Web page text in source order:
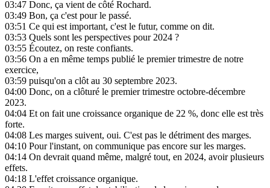
03:47 Donc, ça vient de côté Rochard.
03:49 Bon, ça c'est pour le passé.
03:51 Ce qui est important, c'est le futur, comme on dit.
03:53 Quels sont les perspectives pour 2024 ?
03:55 Écoutez, on reste confiants.
03:56 On a en même temps publié le premier trimestre de notre
exercice,
03:59 puisqu'on a clôt au 30 septembre 2023.
04:00 Donc, on a clôturé le premier trimestre octobre-décembre
2023.
04:04 Et on fait une croissance organique de 22 %, donc elle est très
forte.
04:08 Les marges suivent, oui. C'est pas le détriment des marges.
04:10 Pour l'instant, on communique pas encore sur les marges.
04:14 On devrait quand même, malgré tout, en 2024, avoir plusieurs
effets.
04:18 L'effet croissance organique.